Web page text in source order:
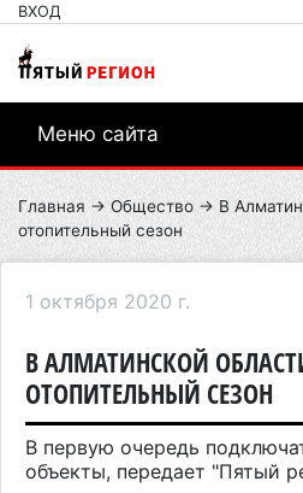
ВХОД
Меню сайта
Главная → Общество → В
отопительный сезон
1 октября 2020 г.
В АЛМАТИНСКОЙ
ОТОПИТЕЛЬНЫЙ СЕЗОН
В первую очередь
объекты, передает "Пятый